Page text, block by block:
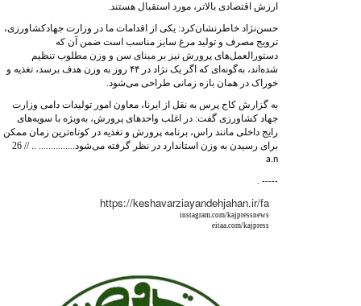
ارزش اقتصادی بالاتر، مورد استقبال هستند.
حسن‌نژاد خاطرنشان‌کرد: یکی از اقدامات ما در وزارت جهادکشاورزی،
ترویج مصرف و تولید مرغ سایز مناسب است ضمن آن که
دستورالعمل‌های پرورش نیز بر مبنای سن و وزن مطلوب تنظیم
شده‌اند، به‌گونه‌ای که اگر یک نژاد در ۴۴ روز به وزن هدف برسد، تغذیه و
خوراک در همان بازه زمانی طراحی می‌شود.
به گزارش کاج پرس به نقل از ایرنا، معاون امور تولیدات دامی وزارت
جهاد کشاورزی گفت: در اغلب واحدهای پرورش، به‌ویژه با سویه‌های
رایج داخلی مانند راس، برنامه پرورش و تغذیه در کوتاه‌ترین زمان ممکن
برای رسیدن به وزن استاندارد در نظر گرفته می‌شود............... .. // 26
a.n
. -----
https://keshavarziayandehjahan.ir/fa
instagram.com/kajpressnews
eitaa.com/kajpress